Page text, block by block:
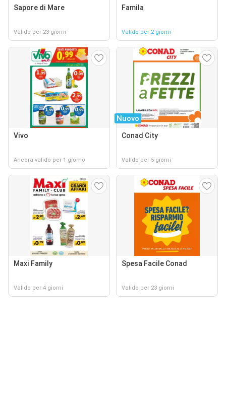
Sapore di Mare
Valido per 23 giorni
Famila
Valido per 2 giorni
Vivo
Ancora valido per 1 giorno
Nuovo
Conad City
Valido per 5 giorni
Maxi Family
Valido per 4 giorni
Spesa Facile Conad
Valido per 23 giorni